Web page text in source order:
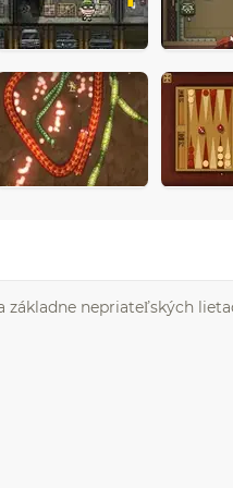
nepriateľských